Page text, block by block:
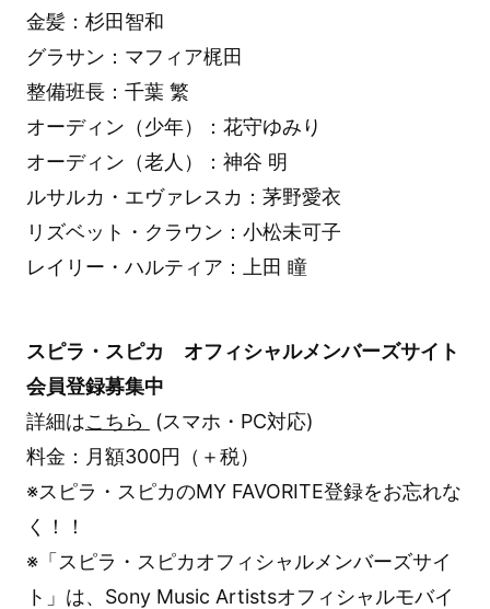
金髪：杉田智和
グラサン：マフィア梶田
整備班長：千葉 繁
オーディン（少年）：花守ゆみり
オーディン（老人）：神谷 明
ルサルカ・エヴァレスカ：茅野愛衣
リズベット・クラウン：小松未可子
レイリー・ハルティア：上田 瞳
スピラ・スピカ オフィシャルメンバーズサイト
会員登録募集中
詳細はこちら
(スマホ・PC対応)
料金：月額300円（＋税）
※スピラ・スピカのMY FAVORITE登録をお忘れな
く！！
※「スピラ・スピカオフィシャルメンバーズサイ
ト」は、Sony Music Artistsオフィシャルモバイ